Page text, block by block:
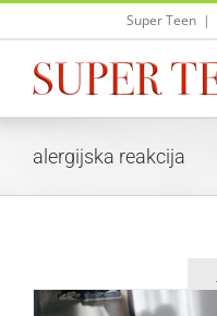
Skip
Super Teen |
alergijska reakcija